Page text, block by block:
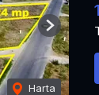
Harta
Next